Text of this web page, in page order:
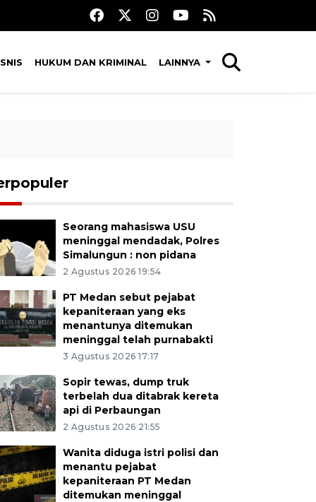
HUKUM DAN KRIMINAL LAINNYA
Seorang mahasiswa USU
meninggal mendadak, Polres
Simalungun : non pidana
2 Agustus 2026 19:54
PT Medan sebut pejabat
kepaniteraan yang eks
menantunya ditemukan
meninggal telah purnabakti
3 Agustus 2026 17:17
Sopir tewas, dump truk
terbelah dua ditabrak kereta
api di Perbaungan
2 Agustus 2026 21:55
Wanita diduga istri polisi dan
menantu pejabat
kepaniteraan PT Medan
ditemukan meninggal